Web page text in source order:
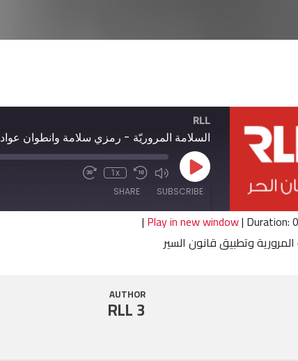
RLL
السلامة المروريّة - رمزي سلامة وانطوان عواد
Play
Episode
Mute/Unmute
Episode
Rewind
10
1x
Fast
seconds
SUBSCRIBE
SHARE
| Play in new window| Duration:
وتطبيق قانون السير
AUTHOR
RLL 3